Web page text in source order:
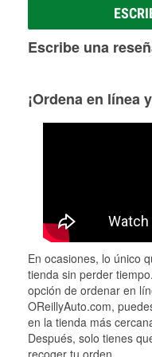
Escribe una
¡Ordena en línea
En ocasiones, lo único
tienda sin perder
opción de ordenar en
OReillyAuto.com,
en la tienda más
Después, solo tienes
recoger tu orden.